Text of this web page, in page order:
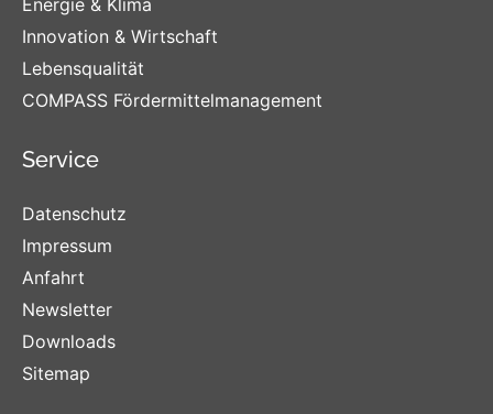
Energie & Klima
Innovation & Wirtschaft
Lebensqualität
COMPASS Fördermittelmanagement
Service
Datenschutz
Impressum
Anfahrt
Newsletter
Downloads
Sitemap